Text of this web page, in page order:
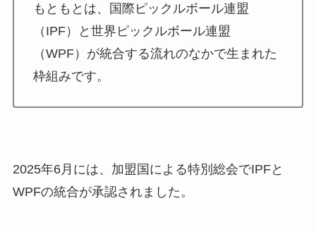
もともとは、国際ピックルボール連盟
（IPF）と世界ピックルボール連盟
（WPF）が統合する流れのなかで生まれた
枠組みです。
2025年6月には、加盟国による特別総会でIPFと
WPFの統合が承認されました。